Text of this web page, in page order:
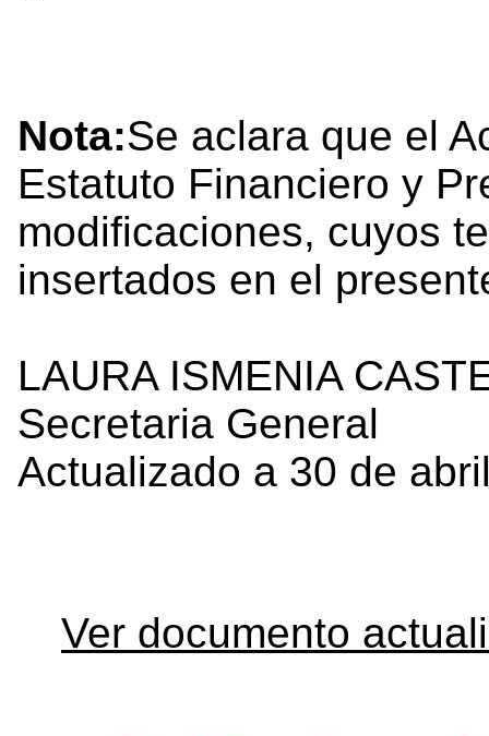
Nota:Se aclara que el
Estatuto Financiero y
modificaciones, cuyos
insertados en el
LAURA ISMENIA
Secretaria General
Actualizado a 30 de
Ver documento